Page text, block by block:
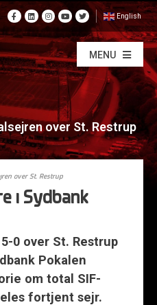
English
MENU
over St. Restrup
over St. Restrup
i Sydbank
0 over St. Restrup
Pokalen
om total SIF-
fortjent sejr.